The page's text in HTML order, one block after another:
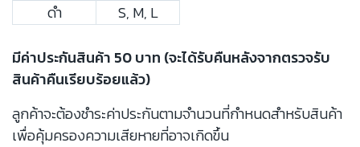
ดำ
S, M, L
มีค่าประกันสินค้า 50 บาท (จะได้รับคืนหลังจากตรวจรับ
สินค้าคืนเรียบร้อยแล้ว)
ลูกค้าจะต้องชำระค่าประกันตามจำนวนที่กำหนดสำหรับสินค้า
เพื่อคุ้มครองความเสียหายที่อาจเกิดขึ้น